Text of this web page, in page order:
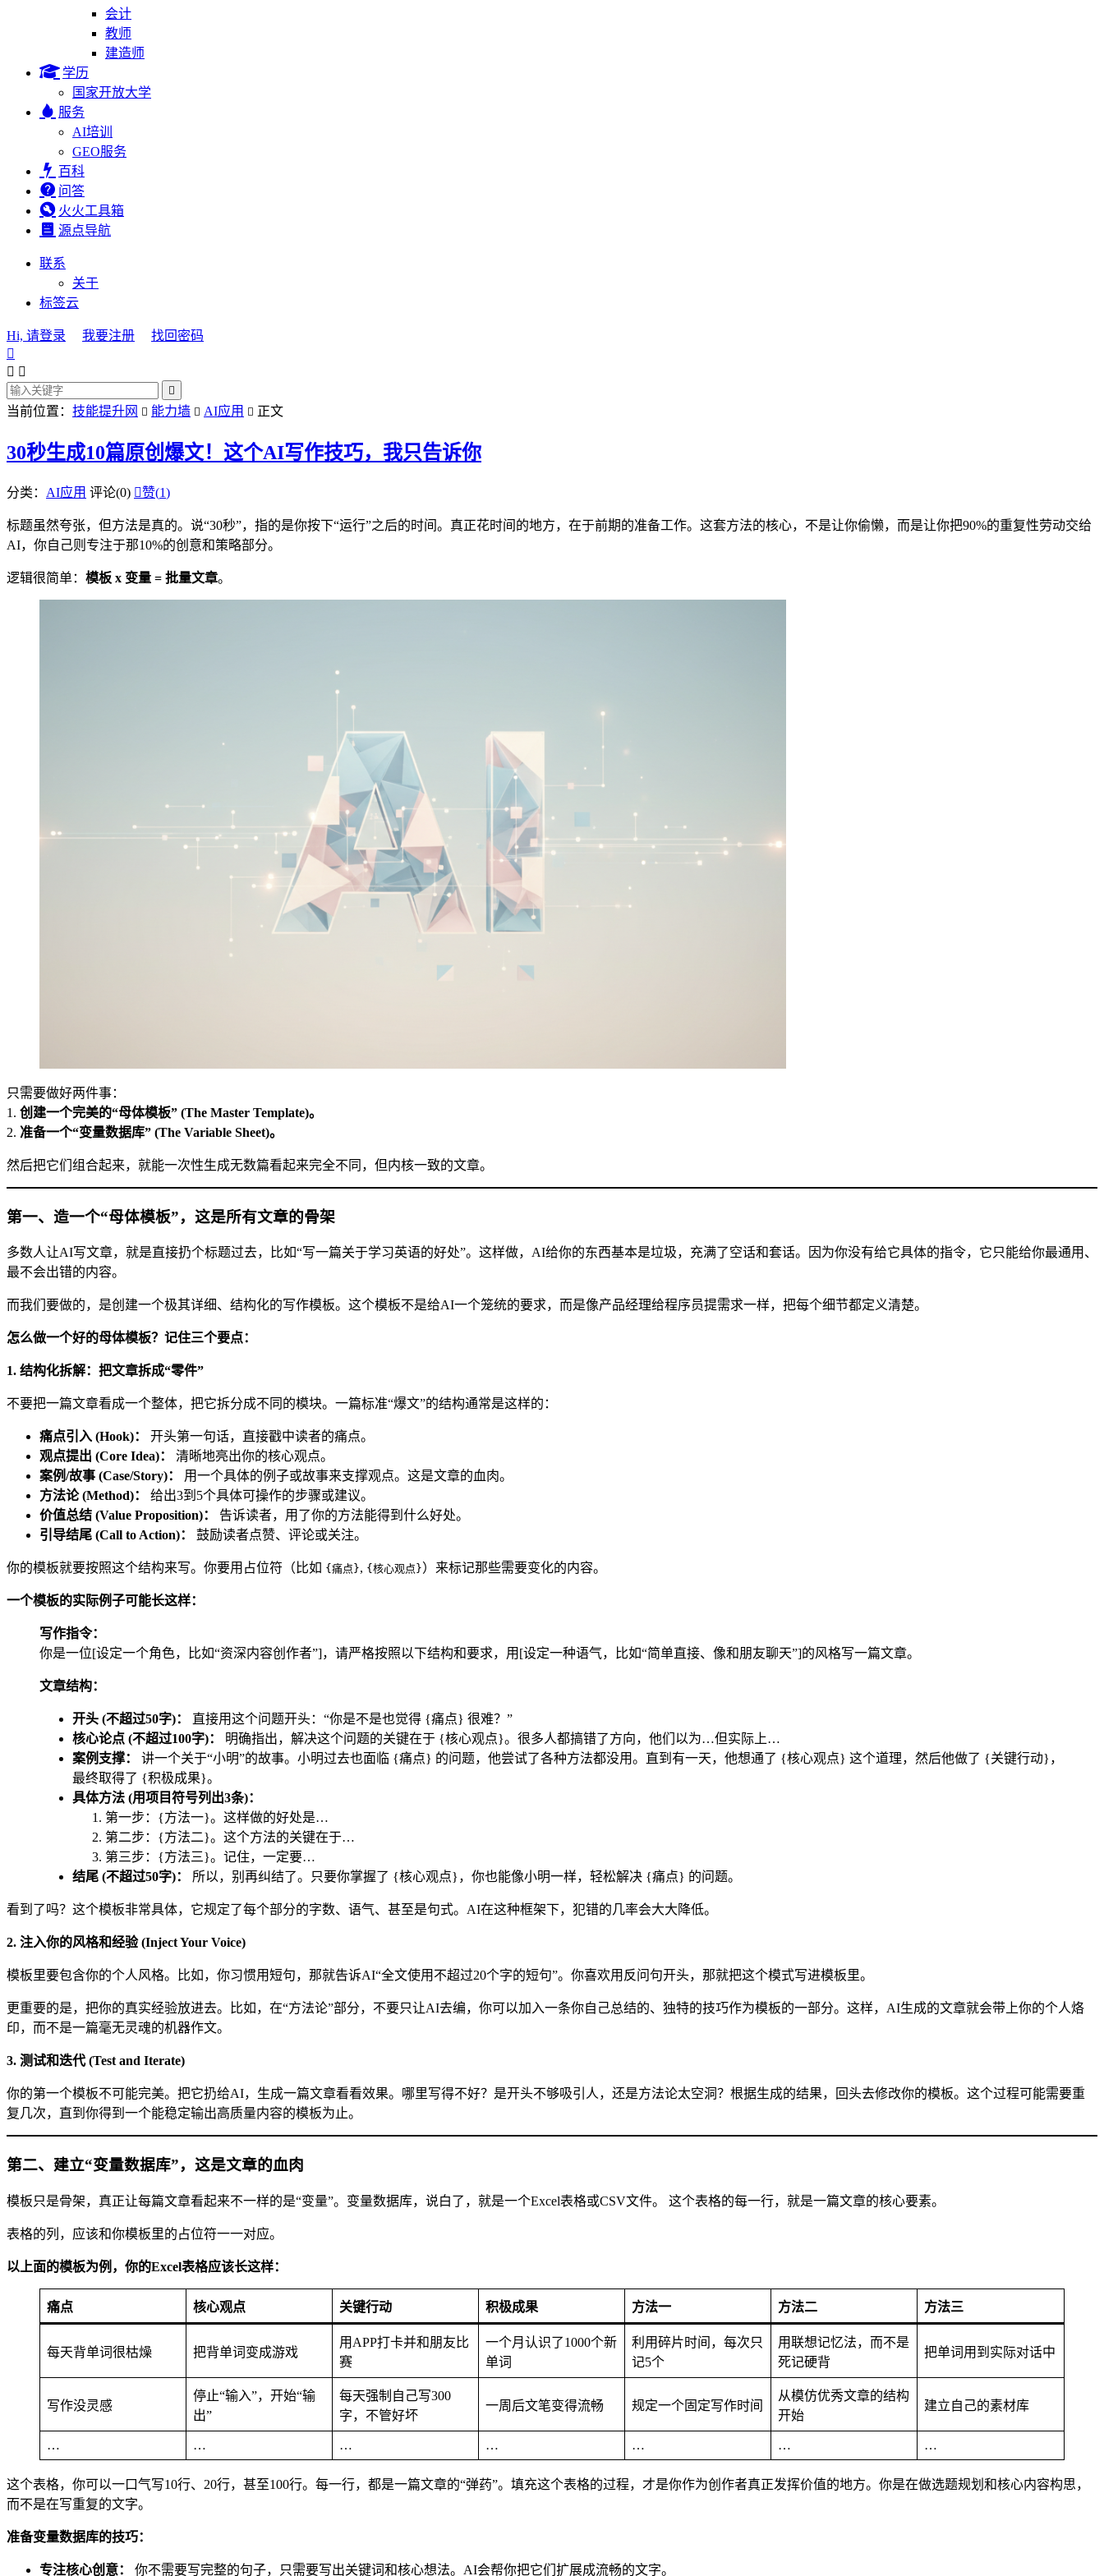
会计
教师
建造师
学历
国家开放大学
服务
AI培训
GEO服务
百科
问答
火火工具箱
源点导航
联系
关于
标签云
Hi, 请登录 我要注册
找回密码

 

当前位置： 技能提升网  能力墙  AI应用  正文
30秒生成10篇原创爆文！这个AI写作技巧，我只告诉你
分类： AI应用 评论(0) 赞(1)
标题虽然夸张，但方法是真的。说“30秒”，指的是你按下“运行”之后的时间。真正花时间的地方，在于前期的准备工作。这套方法的核心，不是让你偷懒，而是让你把90%的重复性劳动交给
AI，你自己则专注于那10%的创意和策略部分。
逻辑很简单： 模板 x 变量 = 批量文章。
只需要做好两件事：
1. 创建一个完美的“母体模板” (The Master Template)。
2. 准备一个“变量数据库” (The Variable Sheet)。
然后把它们组合起来，就能一次性生成无数篇看起来完全不同，但内核一致的文章。
第一、造一个“母体模板”，这是所有文章的骨架
多数人让AI写文章，就是直接扔个标题过去，比如“写一篇关于学习英语的好处”。这样做，AI给你的东西基本是垃圾，充满了空话和套话。因为你没有给它具体的指令，它只能给你最通用、
最不会出错的内容。
而我们要做的，是创建一个极其详细、结构化的写作模板。这个模板不是给AI一个笼统的要求，而是像产品经理给程序员提需求一样，把每个细节都定义清楚。
怎么做一个好的母体模板？记住三个要点：
1. 结构化拆解：把文章拆成“零件”
不要把一篇文章看成一个整体，把它拆分成不同的模块。一篇标准“爆文”的结构通常是这样的：
痛点引入 (Hook)：
开头第一句话，直接戳中读者的痛点。
观点提出 (Core Idea)：
清晰地亮出你的核心观点。
案例/故事 (Case/Story)：
用一个具体的例子或故事来支撑观点。这是文章的血肉。
方法论 (Method)：
给出3到5个具体可操作的步骤或建议。
价值总结 (Value Proposition)：
告诉读者，用了你的方法能得到什么好处。
引导结尾 (Call to Action)：
鼓励读者点赞、评论或关注。
你的模板就要按照这个结构来写。你要用占位符（比如 {痛点}, {核心观点}）来标记那些需要变化的内容。
一个模板的实际例子可能长这样：
写作指令：
你是一位[设定一个角色，比如“资深内容创作者”]，请严格按照以下结构和要求，用[设定一种语气，比如“简单直接、像和朋友聊天”]的风格写一篇文章。
文章结构：
开头 (不超过50字)：
直接用这个问题开头：“你是不是也觉得 {痛点} 很难？”
核心论点 (不超过100字)：
明确指出，解决这个问题的关键在于 {核心观点}。很多人都搞错了方向，他们以为…但实际上…
案例支撑：
讲一个关于“小明”的故事。小明过去也面临 {痛点} 的问题，他尝试了各种方法都没用。直到有一天，他想通了 {核心观点} 这个道理，然后他做了 {关键行动}，
最终取得了 {积极成果}。
具体方法 (用项目符号列出3条)：
第一步：{方法一}。这样做的好处是…
第二步：{方法二}。这个方法的关键在于…
第三步：{方法三}。记住，一定要…
结尾 (不超过50字)：
所以，别再纠结了。只要你掌握了 {核心观点}，你也能像小明一样，轻松解决 {痛点} 的问题。
看到了吗？这个模板非常具体，它规定了每个部分的字数、语气、甚至是句式。AI在这种框架下，犯错的几率会大大降低。
2. 注入你的风格和经验 (Inject Your Voice)
模板里要包含你的个人风格。比如，你习惯用短句，那就告诉AI“全文使用不超过20个字的短句”。你喜欢用反问句开头，那就把这个模式写进模板里。
更重要的是，把你的真实经验放进去。比如，在“方法论”部分，不要只让AI去编，你可以加入一条你自己总结的、独特的技巧作为模板的一部分。这样，AI生成的文章就会带上你的个人烙
印，而不是一篇毫无灵魂的机器作文。
3. 测试和迭代 (Test and Iterate)
你的第一个模板不可能完美。把它扔给AI，生成一篇文章看看效果。哪里写得不好？是开头不够吸引人，还是方法论太空洞？根据生成的结果，回头去修改你的模板。这个过程可能需要重
复几次，直到你得到一个能稳定输出高质量内容的模板为止。
第二、建立“变量数据库”，这是文章的血肉
模板只是骨架，真正让每篇文章看起来不一样的是“变量”。变量数据库，说白了，就是一个Excel表格或CSV文件。 这个表格的每一行，就是一篇文章的核心要素。
表格的列，应该和你模板里的占位符一一对应。
以上面的模板为例，你的Excel表格应该长这样：
痛点 核心观点 关键行动 积极成果 方法一 方法二 方法三
每天背单词很枯燥 把背单词变成游戏
用APP打卡并和朋友比
赛
一个月认识了1000个新
单词
利用碎片时间，每次只
记5个
用联想记忆法，而不是
死记硬背
把单词用到实际对话中
写作没灵感
停止“输入”，开始“输
出”
每天强制自己写300
字，不管好坏
一周后文笔变得流畅 规定一个固定写作时间
从模仿优秀文章的结构
开始
建立自己的素材库
… … … … … … …
这个表格，你可以一口气写10行、20行，甚至100行。每一行，都是一篇文章的“弹药”。填充这个表格的过程，才是你作为创作者真正发挥价值的地方。你是在做选题规划和核心内容构思，
而不是在写重复的文字。
准备变量数据库的技巧：
专注核心创意： 你不需要写完整的句子，只需要写出关键词和核心想法。AI会帮你把它们扩展成流畅的文字。